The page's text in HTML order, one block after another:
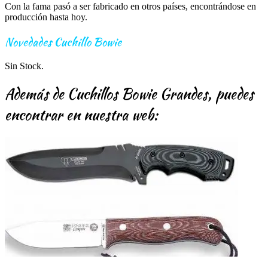
Con la fama pasó a ser fabricado en otros países, encontrándose en
producción hasta hoy.
Novedades Cuchillo Bowie
Sin Stock.
Además de Cuchillos Bowie Grandes, puedes
encontrar en nuestra web: